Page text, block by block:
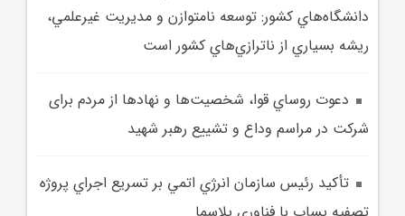
دانشگاه‌هاي کشور: توسعه نامتوازن و مديريت غيرعلمي،
ريشه بسياري از ناترازي‌هاي کشور است
دعوت روساي قوا، شخصيت‌ها و نهادها از مردم برای
شرکت در مراسم وداع و تشييع رهبر شهيد
تأکيد رئيس سازمان انرژي اتمي بر تسريع اجراي پروژه